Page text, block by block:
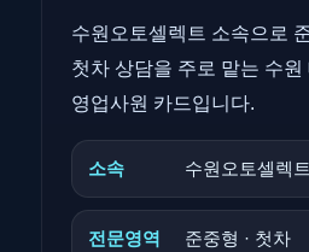
수원오토셀렉트 소속으로
첫차 상담을 주로 맡는 수원
영업사원 카드입니다.
소속 수원오토셀렉트
전문영역 준중형 · 첫차